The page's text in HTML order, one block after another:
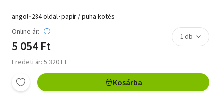
angol･284 oldal･papír / puha kötés
Online ár:
5 054 Ft
Eredeti ár: 5 320 Ft
Kosárba